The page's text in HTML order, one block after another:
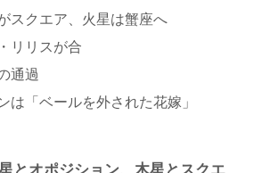
スクエア、火星は蟹座へ
リリスが合
通過
は「ベールを外された花嫁」